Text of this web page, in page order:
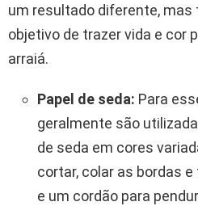
um resultado diferente,
objetivo de trazer vida e cor
arraiá.
Papel de seda: Para
geralmente são
de seda em cores
cortar, colar as bordas
e um cordão para